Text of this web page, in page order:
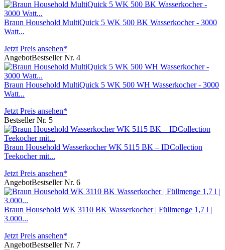
Braun Household MultiQuick 5 WK 500 BK Wasserkocher - 3000
Watt...
Jetzt Preis ansehen*
AngebotBestseller Nr. 4
Braun Household MultiQuick 5 WK 500 WH Wasserkocher - 3000
Watt...
Jetzt Preis ansehen*
Bestseller Nr. 5
Braun Household Wasserkocher WK 5115 BK – IDCollection
Teekocher mit...
Jetzt Preis ansehen*
AngebotBestseller Nr. 6
Braun Household WK 3110 BK Wasserkocher | Füllmenge 1,7 l |
3.000...
Jetzt Preis ansehen*
AngebotBestseller Nr. 7